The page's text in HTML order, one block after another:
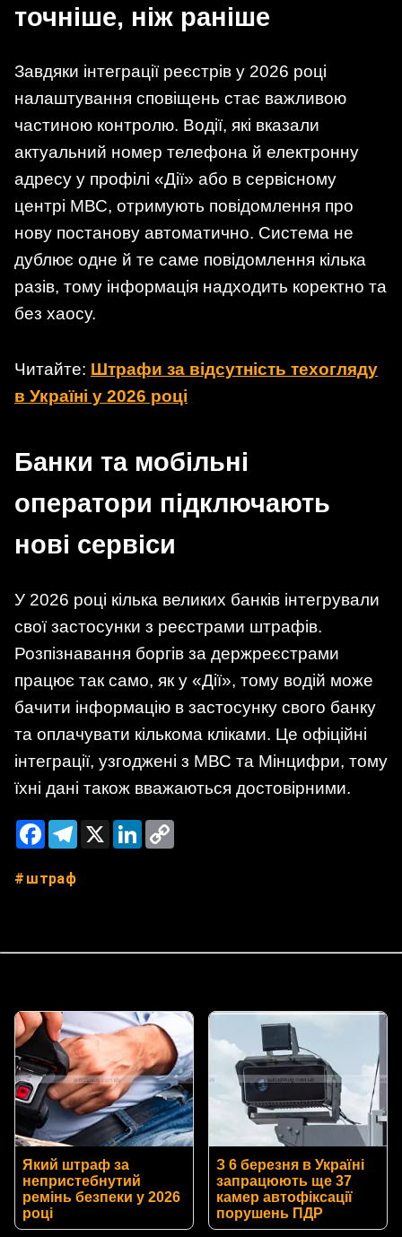
точніше, ніж раніше
Завдяки інтеграції реєстрів у 2026 році
налаштування сповіщень стає важливою
частиною контролю. Водії, які вказали
актуальний номер телефона й електронну
адресу у профілі «Дії» або в сервісному
центрі МВС, отримують повідомлення про
нову постанову автоматично. Система не
дублює одне й те саме повідомлення кілька
разів, тому інформація надходить коректно та
без хаосу.
Читайте: Штрафи за відсутність техогляду
в Україні у 2026 році
Банки та мобільні
оператори підключають
нові сервіси
У 2026 році кілька великих банків інтегрували
свої застосунки з реєстрами штрафів.
Розпізнавання боргів за держреєстрами
працює так само, як у «Дії», тому водій може
бачити інформацію в застосунку свого банку
та оплачувати кількома кліками. Це офіційні
інтеграції, узгоджені з МВС та Мінцифри, тому
їхні дані також вважаються достовірними.
FacebookTelegram
X LinkedIn
штраф
Який штраф за
непристебнутий
ремінь безпеки у 2026
році
З 6 березня в Україні
запрацюють ще 37
камер автофіксації
порушень ПДР